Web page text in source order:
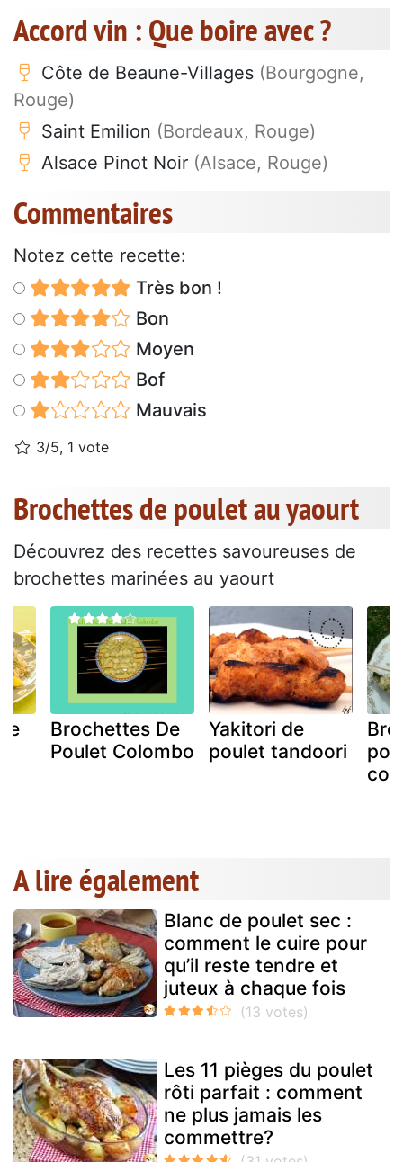
Accord vin : Que boire avec ?
Côte de Beaune-Villages (Bourgogne,
Rouge)
Saint Emilion (Bordeaux, Rouge)
Alsace Pinot Noir (Alsace, Rouge)
Commentaires
Notez cette recette:
Très bon !
Bon
Moyen
Bof
Mauvais
3/5, 1 vote
Brochettes de poulet au yaourt
Découvrez des recettes savoureuses de
brochettes marinées au yaourt
Brochettes De
Poulet Colombo
Yakitori de
poulet tandoori
A lire également
Blanc de poulet sec :
comment le cuire pour
qu’il reste tendre et
juteux à chaque fois
Les 11 pièges du poulet
rôti parfait : comment
ne plus jamais les
commettre?